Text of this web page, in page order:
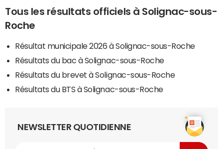
Tous les résultats officiels à Solignac-sous-
Roche
Résultat municipale 2026 à Solignac-sous-Roche
Résultats du bac à Solignac-sous-Roche
Résultats du brevet à Solignac-sous-Roche
Résultats du BTS à Solignac-sous-Roche
NEWSLETTER QUOTIDIENNE